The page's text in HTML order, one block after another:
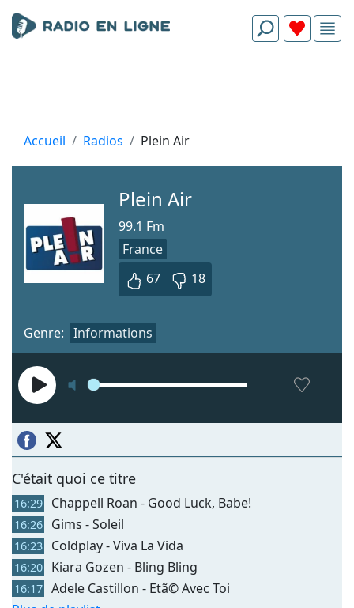
Accueil Radios Plein Air
Plein Air
99.1 Fm
France
67
18
Genre: Informations
C'était quoi ce titre
16:29 Chappell Roan - Good Luck, Babe!
16:26 Gims - Soleil
16:23 Coldplay - Viva La Vida
16:20 Kiara Gozen - Bling Bling
16:17
Adele Castillon - Etã© Avec Toi